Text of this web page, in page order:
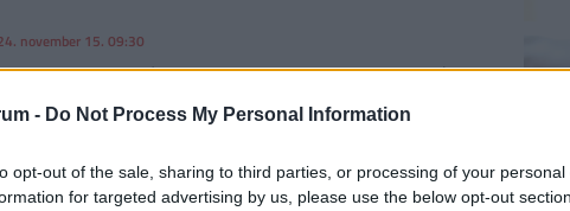
- Do Not Process My Personal Information
opt-out of the sale, sharing to third parties, or processing of your personal
for targeted advertising by us, please use the below opt-out
november 15. 09:30
csaptak le Magyarországon:
vették a melósokat
hulladékfeldolgozó üzemben.
2026.